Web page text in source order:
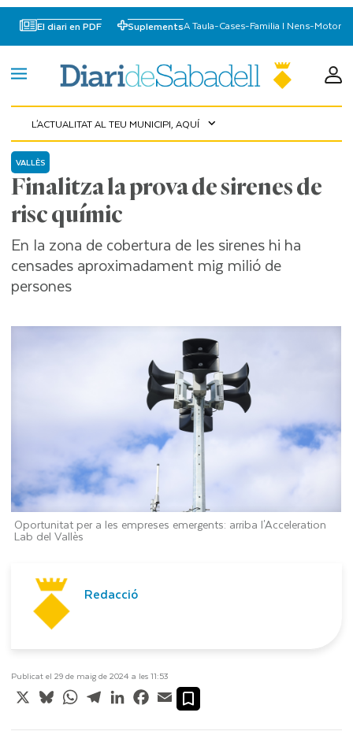
El diari en PDF SuplementsA Taula-Cases-Familia I Nens-Motor
L'ACTUALITAT AL TEU MUNICIPI, AQUÍ expand_more
Finalitza la prova de sirenes de
risc químic
VALLÈS
En la zona de cobertura de les sirenes hi ha
censades aproximadament mig milió de
persones
Oportunitat per a les empreses emergents: arriba l'Acceleration
Lab del Vallès
Redacció
Publicat el 29 de maig de 2024 a les 11:53
X BlueskyWhatsApp
TelegramLinkedInFacebook
Email